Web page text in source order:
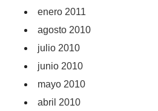
enero 2011
agosto 2010
julio 2010
junio 2010
mayo 2010
abril 2010